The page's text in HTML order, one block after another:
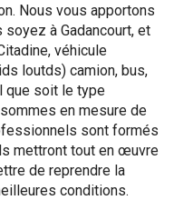
Nous vous apportons
à Gadancourt, et
véhicule
loutds) camion, bus,
que soit le type
en mesure de
sont formés
mettront tout en œuvre
de reprendre la
conditions.